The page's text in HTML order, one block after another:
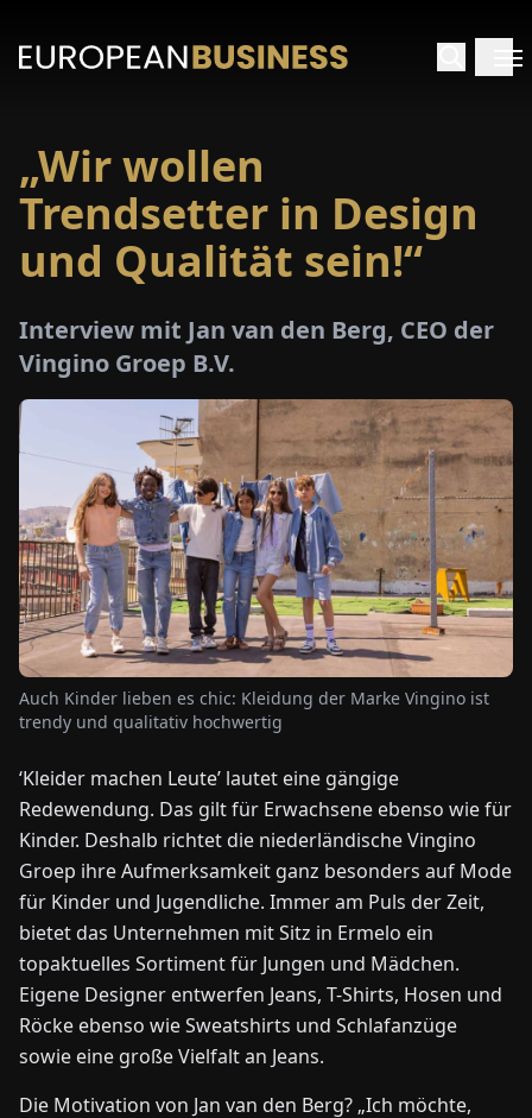
PAPER
NEWS
ÜBER
UNS
KONTAKT
ZU
UNS
„Wir wollen
Trendsetter in Design
und Qualität sein!“
Interview mit Jan van den Berg, CEO der
Vingino Groep B.V.
Auch Kinder lieben es chic: Kleidung der Marke Vingino ist
trendy und qualitativ hochwertig
‘Kleider machen Leute’ lautet eine gängige
Redewendung. Das gilt für Erwachsene ebenso wie für
Kinder. Deshalb richtet die niederländische Vingino
Groep ihre Aufmerksamkeit ganz besonders auf Mode
für Kinder und Jugendliche. Immer am Puls der Zeit,
bietet das Unternehmen mit Sitz in Ermelo ein
topaktuelles Sortiment für Jungen und Mädchen.
Eigene Designer entwerfen Jeans, T-Shirts, Hosen und
Röcke ebenso wie Sweatshirts und Schlafanzüge
sowie eine große Vielfalt an Jeans.
Die Motivation von Jan van den Berg? „Ich möchte,